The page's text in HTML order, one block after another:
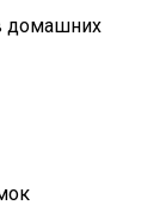
домашних